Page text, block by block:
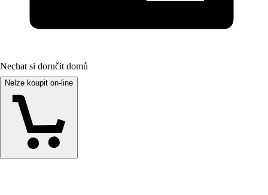
Nechat si doručit domů
Nelze koupit on-line